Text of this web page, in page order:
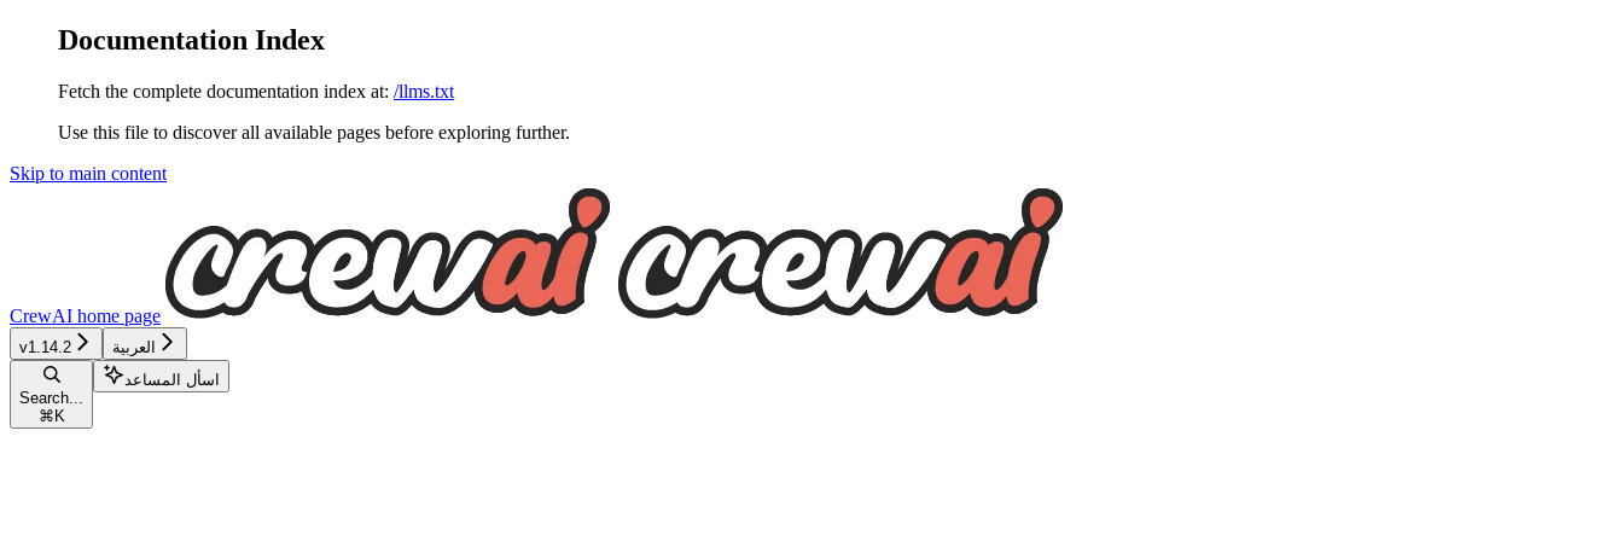
Documentation Index
Fetch the complete documentation index at: /llms.txt
Use this file to discover all available pages before exploring further.
Skip to main content
CrewAI home page
v1.14.2 العربية
Search...
⌘ K
اسأل المساعد